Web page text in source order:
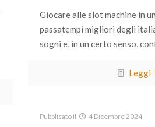
Giocare alle slot machine in
passatempi migliori degli
sogni e, in un certo senso,
Leggi
Pubblicato il 4 Dicembre 2024